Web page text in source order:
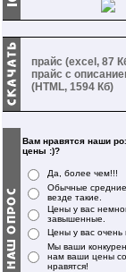
прайс (excel, 87
прайс с
(HTML, 1594 Кб)
Вам нравятся наши
цены :)?
Да, более чем!!!
Обычные
везде такие.
Цены у вас
завышенные.
Цены у вас очень
Мы ваши
нам ваши цены
нравятся!